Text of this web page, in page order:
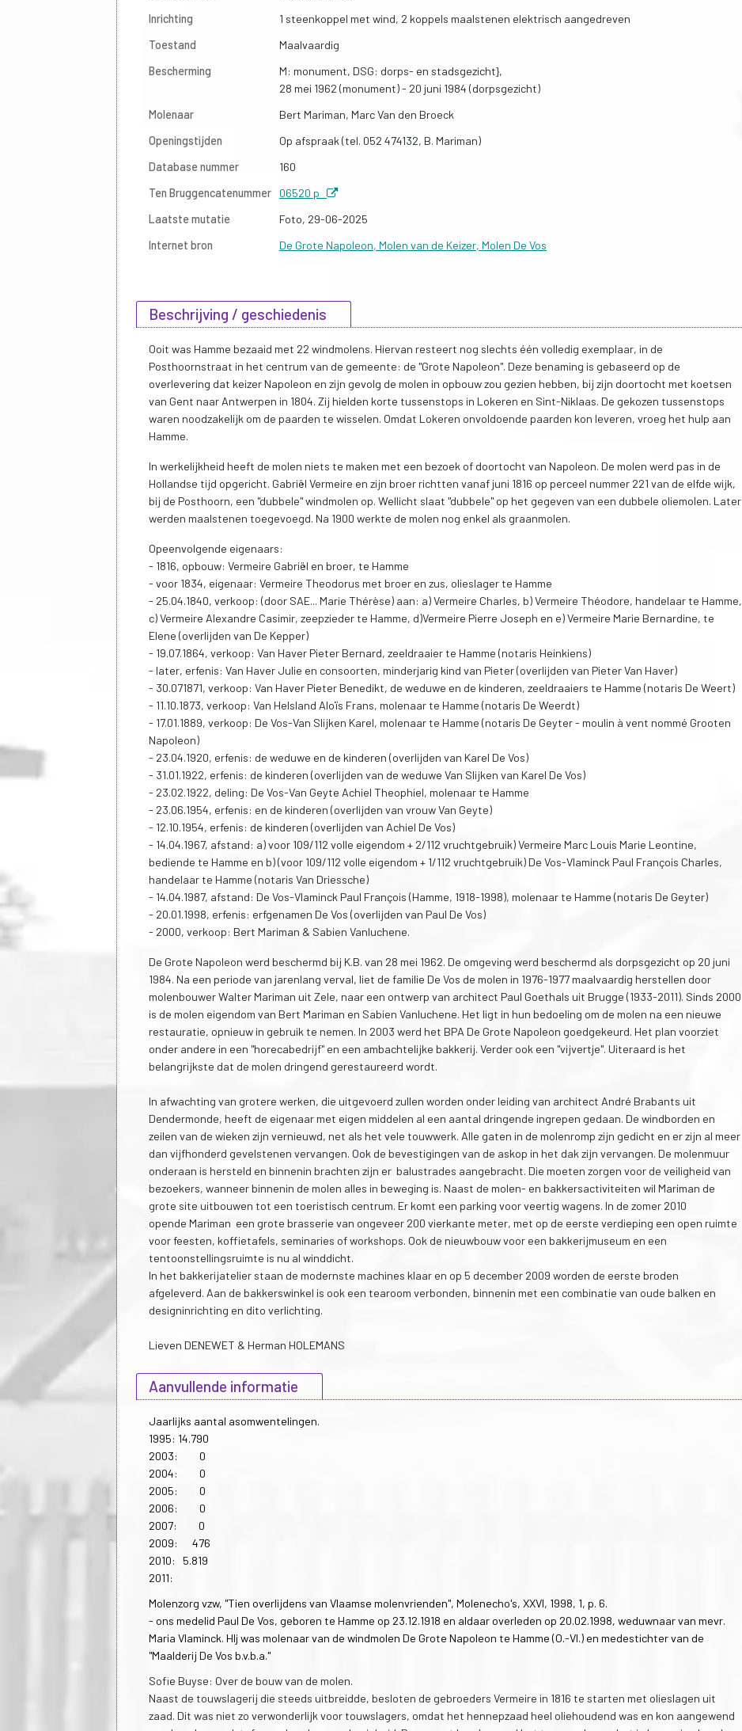
Inrichting
1 steenkoppel met wind, 2 koppels maalstenen elektrisch aangedreven
Toestand
Maalvaardig
Bescherming
M: monument, DSG: dorps- en stadsgezicht},
28 mei 1962 (monument) - 20 juni 1984 (dorpsgezicht)
Molenaar
Bert Mariman, Marc Van den Broeck
Openingstijden
Op afspraak (tel. 052 474132, B. Mariman)
Database nummer
160
Ten Bruggencatenummer 06520 p
Laatste mutatie
Foto, 29-06-2025
Internet bron
De Grote Napoleon, Molen van de Keizer, Molen De Vos
Beschrijving / geschiedenis
Ooit was Hamme bezaaid met 22 windmolens. Hiervan resteert nog slechts één volledig exemplaar, in de
Posthoornstraat in het centrum van de gemeente: de "Grote Napoleon". Deze benaming is gebaseerd op de
overlevering dat keizer Napoleon en zijn gevolg de molen in opbouw zou gezien hebben, bij zijn doortocht met koetsen
van Gent naar Antwerpen in 1804. Zij hielden korte tussenstops in Lokeren en Sint-Niklaas. De gekozen tussenstops
waren noodzakelijk om de paarden te wisselen. Omdat Lokeren onvoldoende paarden kon leveren, vroeg het hulp aan
Hamme.
In werkelijkheid heeft de molen niets te maken met een bezoek of doortocht van Napoleon. De molen werd pas in de
Hollandse tijd opgericht. Gabriël Vermeire en zijn broer richtten vanaf juni 1816 op perceel nummer 221 van de elfde wijk,
bij de Posthoorn, een "dubbele" windmolen op. Wellicht slaat "dubbele" op het gegeven van een dubbele oliemolen. Later
werden maalstenen toegevoegd. Na 1900 werkte de molen nog enkel als graanmolen.
Opeenvolgende eigenaars:
- 1816, opbouw: Vermeire Gabriël en broer, te Hamme
- voor 1834, eigenaar: Vermeire Theodorus met broer en zus, olieslager te Hamme
- 25.04.1840, verkoop: (door SAE... Marie Thérèse) aan: a) Vermeire Charles, b) Vermeire Théodore, handelaar te Hamme,
c) Vermeire Alexandre Casimir, zeepzieder te Hamme, d)Vermeire Pierre Joseph en e) Vermeire Marie Bernardine, te
Elene (overlijden van De Kepper)
- 19.07.1864, verkoop: Van Haver Pieter Bernard, zeeldraaier te Hamme (notaris Heinkiens)
- later, erfenis: Van Haver Julie en consoorten, minderjarig kind van Pieter (overlijden van Pieter Van Haver)
- 30.071871, verkoop: Van Haver Pieter Benedikt, de weduwe en de kinderen, zeeldraaiers te Hamme (notaris De Weert)
- 11.10.1873, verkoop: Van Helsland Aloïs Frans, molenaar te Hamme (notaris De Weerdt)
- 17.01.1889, verkoop: De Vos-Van Slijken Karel, molenaar te Hamme (notaris De Geyter - moulin à vent nommé Grooten
Napoleon)
- 23.04.1920, erfenis: de weduwe en de kinderen (overlijden van Karel De Vos)
- 31.01.1922, erfenis: de kinderen (overlijden van de weduwe Van Slijken van Karel De Vos)
- 23.02.1922, deling: De Vos-Van Geyte Achiel Theophiel, molenaar te Hamme
- 23.06.1954, erfenis: en de kinderen (overlijden van vrouw Van Geyte)
- 12.10.1954, erfenis: de kinderen (overlijden van Achiel De Vos)
- 14.04.1967, afstand: a) voor 109/112 volle eigendom + 2/112 vruchtgebruik) Vermeire Marc Louis Marie Leontine,
bediende te Hamme en b) (voor 109/112 volle eigendom + 1/112 vruchtgebruik) De Vos-Vlaminck Paul François Charles,
handelaar te Hamme (notaris Van Driessche)
- 14.04.1987, afstand: De Vos-Vlaminck Paul François (Hamme, 1918-1998), molenaar te Hamme (notaris De Geyter)
- 20.01.1998, erfenis: erfgenamen De Vos (overlijden van Paul De Vos)
- 2000, verkoop: Bert Mariman & Sabien Vanluchene.
De Grote Napoleon werd beschermd bij K.B. van 28 mei 1962. De omgeving werd beschermd als dorpsgezicht op 20 juni
1984. Na een periode van jarenlang verval, liet de familie De Vos de molen in 1976-1977 maalvaardig herstellen door
molenbouwer Walter Mariman uit Zele, naar een ontwerp van architect Paul Goethals uit Brugge (1933-2011). Sinds 2000
is de molen eigendom van Bert Mariman en Sabien Vanluchene. Het ligt in hun bedoeling om de molen na een nieuwe
restauratie, opnieuw in gebruik te nemen. In 2003 werd het BPA De Grote Napoleon goedgekeurd. Het plan voorziet
onder andere in een "horecabedrijf" en een ambachtelijke bakkerij. Verder ook een "vijvertje". Uiteraard is het
belangrijkste dat de molen dringend gerestaureerd wordt.
In afwachting van grotere werken, die uitgevoerd zullen worden onder leiding van architect André Brabants uit
Dendermonde, heeft de eigenaar met eigen middelen al een aantal dringende ingrepen gedaan. De windborden en
zeilen van de wieken zijn vernieuwd, net als het vele touwwerk. Alle gaten in de molenromp zijn gedicht en er zijn al meer
dan vijfhonderd gevelstenen vervangen. Ook de bevestigingen van de askop in het dak zijn vervangen. De molenmuur
onderaan is hersteld en binnenin brachten zijn er balustrades aangebracht. Die moeten zorgen voor de veiligheid van
bezoekers, wanneer binnenin de molen alles in beweging is. Naast de molen- en bakkersactiviteiten wil Mariman de
grote site uitbouwen tot een toeristisch centrum. Er komt een parking voor veertig wagens. In de zomer 2010
opende Mariman een grote brasserie van ongeveer 200 vierkante meter, met op de eerste verdieping een open ruimte
voor feesten, koffietafels, seminaries of workshops. Ook de nieuwbouw voor een bakkerijmuseum en een
tentoonstellingsruimte is nu al winddicht.
In het bakkerijatelier staan de modernste machines klaar en op 5 december 2009 worden de eerste broden
afgeleverd. Aan de bakkerswinkel is ook een tearoom verbonden, binnenin met een combinatie van oude balken en
designinrichting en dito verlichting.
Lieven DENEWET & Herman HOLEMANS
Aanvullende informatie
Jaarlijks aantal asomwentelingen.
1995: 14.790
2003: 0
2004: 0
2005: 0
2006: 0
2007: 0
2009: 476
2010: 5.819
2011:
Molenzorg vzw, "Tien overlijdens van Vlaamse molenvrienden", Molenecho's, XXVI, 1998, 1, p. 6.
- ons medelid Paul De Vos, geboren te Hamme op 23.12.1918 en aldaar overleden op 20.02.1998, weduwnaar van mevr.
Maria Vlaminck. HIj was molenaar van de windmolen De Grote Napoleon te Hamme (O.-Vl.) en medestichter van de
"Maalderij De Vos b.v.b.a."
Sofie Buyse: Over de bouw van de molen.
Naast de touwslagerij die steeds uitbreidde, besloten de gebroeders Vermeire in 1816 te starten met olieslagen uit
zaad. Dit was niet zo verwonderlijk voor touwslagers, omdat het hennepzaad heel oliehoudend was en kon aangewend